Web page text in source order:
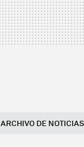
ARCHIVO DE NOTICIAS